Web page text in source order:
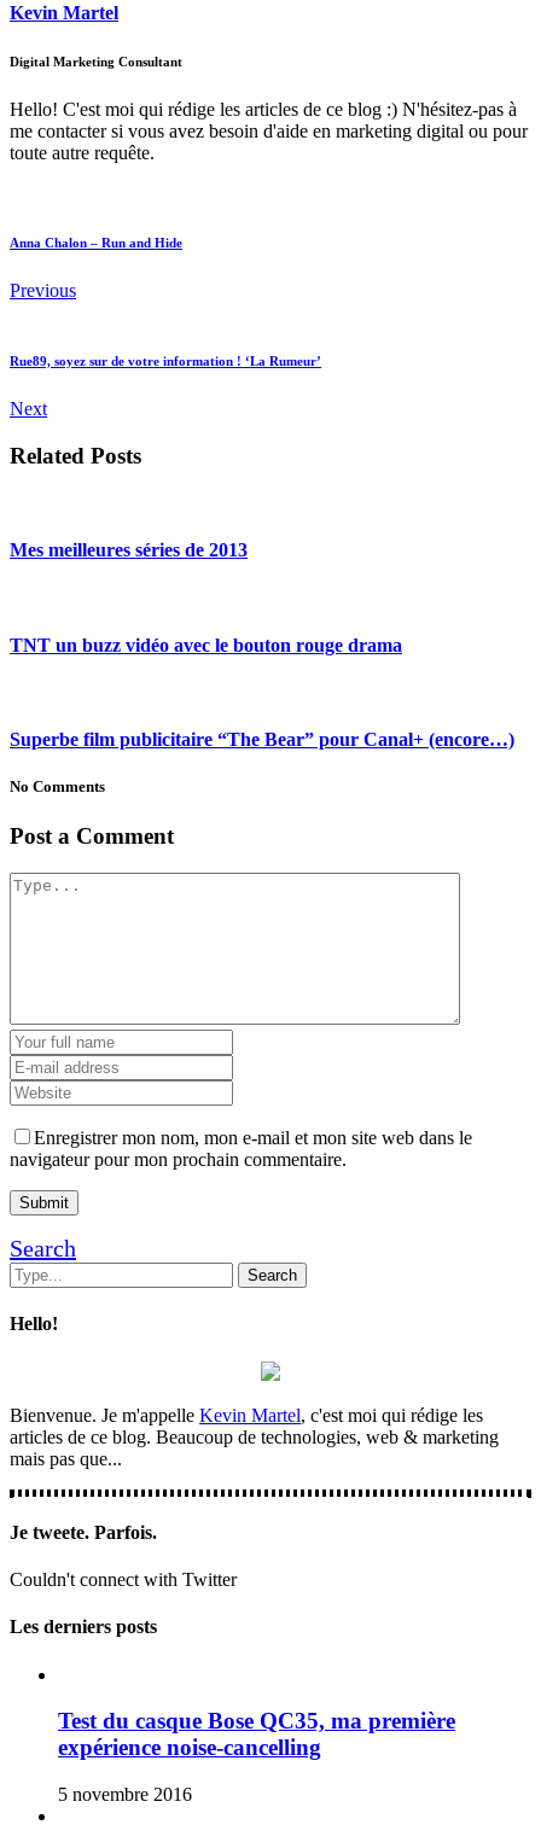
Kevin Martel
Digital Marketing Consultant
Hello! C'est moi qui rédige les articles de ce blog :) N'hésitez-pas à
me contacter si vous avez besoin d'aide en marketing digital ou pour
toute autre requête.
Anna Chalon – Run and Hide
Previous
Rue89, soyez sur de votre information ! ‘La Rumeur’
Next
Related Posts
Mes meilleures séries de 2013
TNT un buzz vidéo avec le bouton rouge drama
Superbe film publicitaire “The Bear” pour Canal+ (encore…)
No Comments
Post a Comment
Enregistrer mon nom, mon e-mail et mon site web dans le
navigateur pour mon prochain commentaire.
Search
Hello!
Bienvenue. Je m'appelle Kevin Martel, c'est moi qui rédige les
articles de ce blog. Beaucoup de technologies, web & marketing
mais pas que...
Je tweete. Parfois.
Couldn't connect with Twitter
Les derniers posts
Test du casque Bose QC35, ma première
expérience noise-cancelling
5 novembre 2016